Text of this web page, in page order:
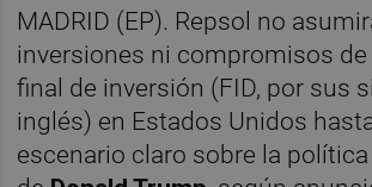
MADRID (EP). Repsol no
inversiones ni compromisos
final de inversión (FID, por sus
inglés) en Estados Unidos
escenario claro sobre la